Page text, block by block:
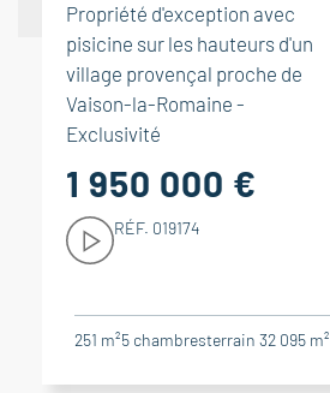
Propriété d'exception avec
pisicine sur les hauteurs d'un
village provençal proche de
Vaison-la-Romaine -
Exclusivité
1 950 000 €
RÉF. 019174
251 m²5 chambresterrain 32 095 m²